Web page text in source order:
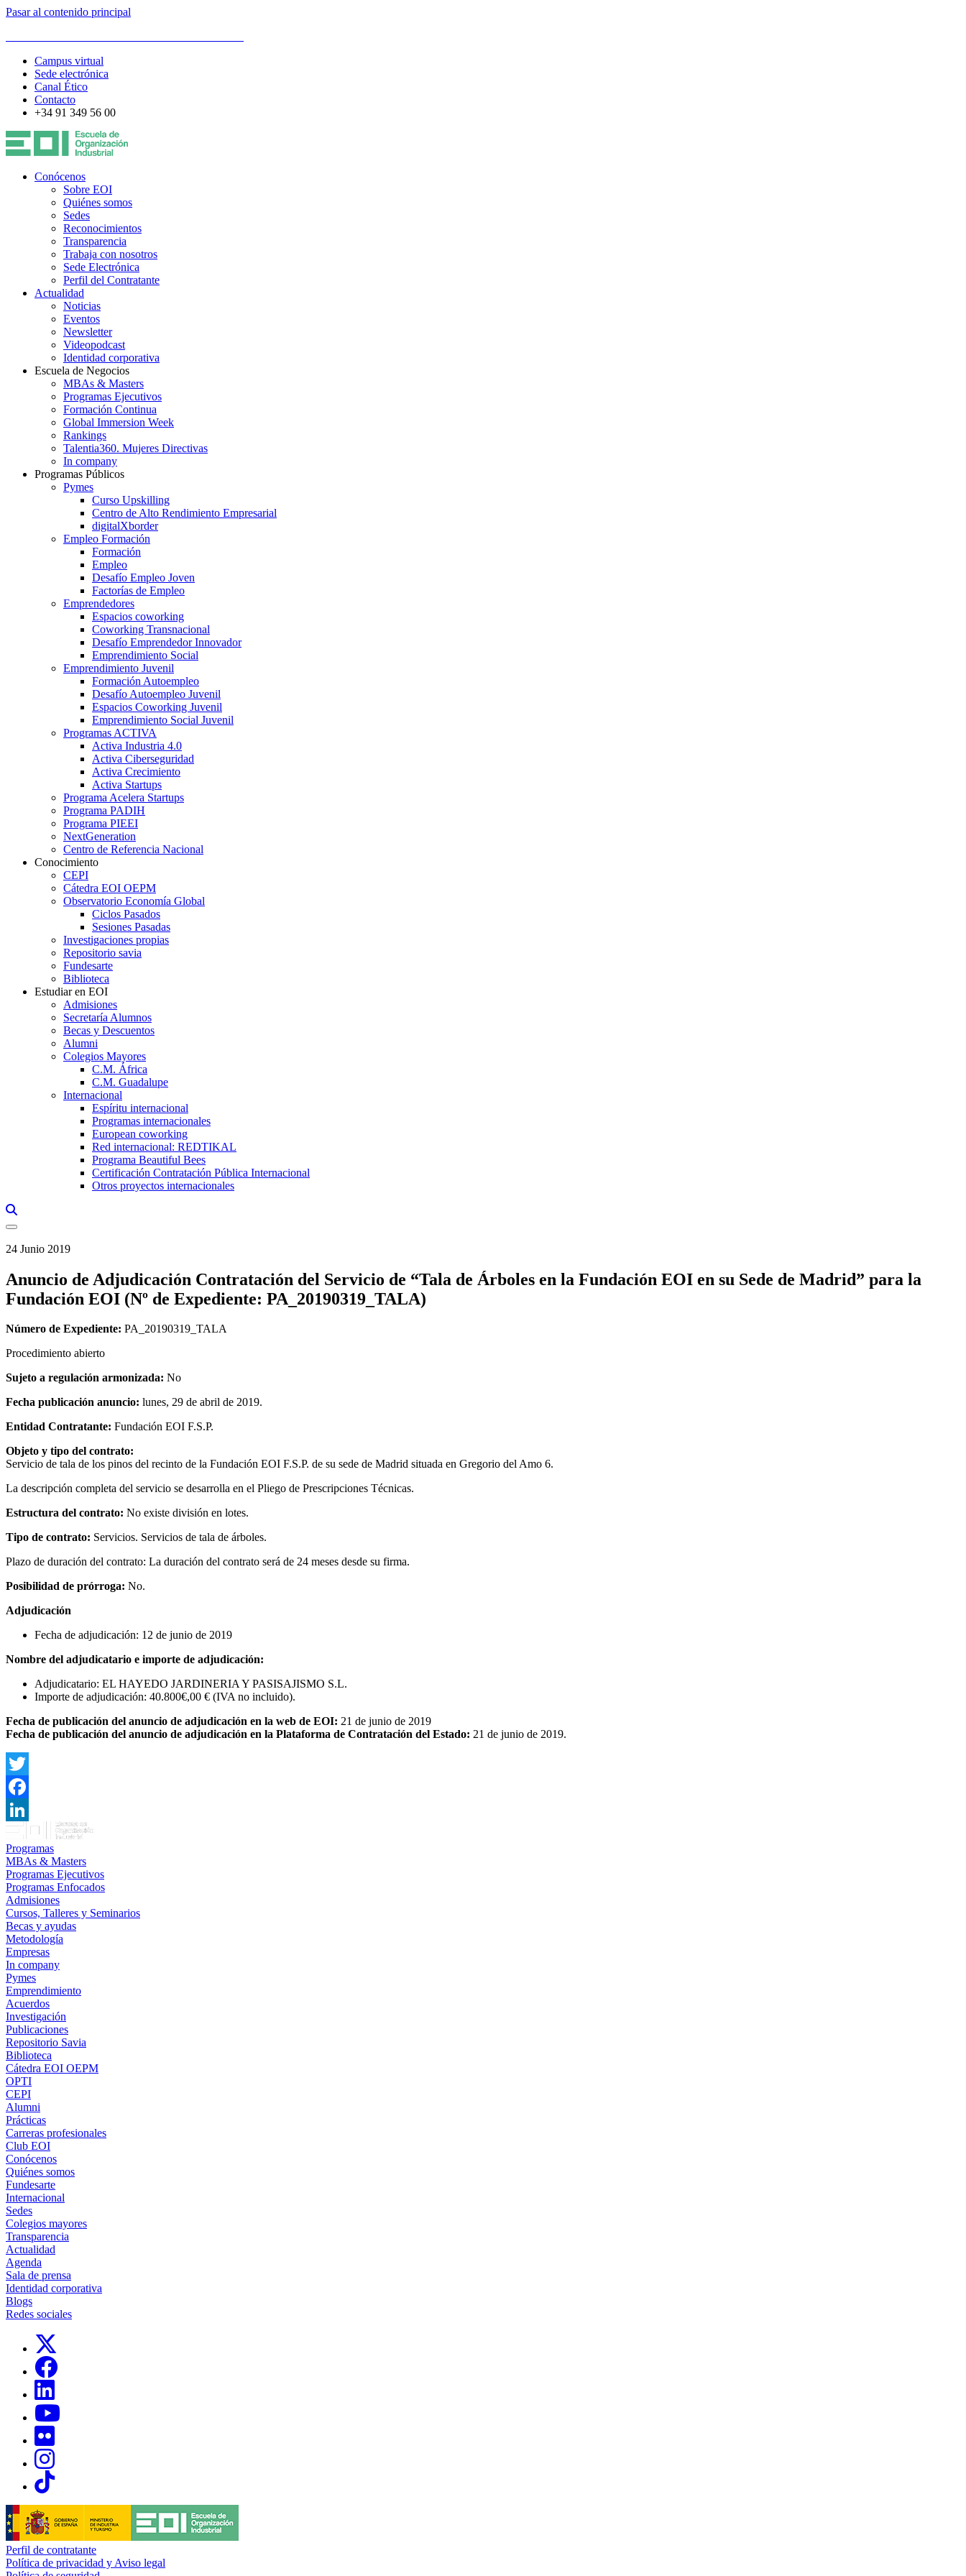
Pasar al contenido principal
Campus virtual
Sede electrónica
Canal Ético
Contacto
+34 91 349 56 00
Conócenos
Sobre EOI
Quiénes somos
Sedes
Reconocimientos
Transparencia
Trabaja con nosotros
Sede Electrónica
Perfil del Contratante
Actualidad
Noticias
Eventos
Newsletter
Videopodcast
Identidad corporativa
Escuela de Negocios
MBAs & Masters
Programas Ejecutivos
Formación Continua
Global Immersion Week
Rankings
Talentia360. Mujeres Directivas
In company
Programas Públicos
Pymes
Curso Upskilling
Centro de Alto Rendimiento Empresarial
digitalXborder
Empleo Formación
Formación
Empleo
Desafío Empleo Joven
Factorías de Empleo
Emprendedores
Espacios coworking
Coworking Transnacional
Desafío Emprendedor Innovador
Emprendimiento Social
Emprendimiento Juvenil
Formación Autoempleo
Desafío Autoempleo Juvenil
Espacios Coworking Juvenil
Emprendimiento Social Juvenil
Programas ACTIVA
Activa Industria 4.0
Activa Ciberseguridad
Activa Crecimiento
Activa Startups
Programa Acelera Startups
Programa PADIH
Programa PIEEI
NextGeneration
Centro de Referencia Nacional
Conocimiento
CEPI
Cátedra EOI OEPM
Observatorio Economía Global
Ciclos Pasados
Sesiones Pasadas
Investigaciones propias
Repositorio savia
Fundesarte
Biblioteca
Estudiar en EOI
Admisiones
Secretaría Alumnos
Becas y Descuentos
Alumni
Colegios Mayores
C.M. África
C.M. Guadalupe
Internacional
Espíritu internacional
Programas internacionales
European coworking
Red internacional: REDTIKAL
Programa Beautiful Bees
Certificación Contratación Pública Internacional
Otros proyectos internacionales
24 Junio 2019
Anuncio de Adjudicación Contratación del Servicio de “Tala de Árboles en la Fundación EOI en su Sede de Madrid” para la
Fundación EOI (Nº de Expediente: PA_20190319_TALA)
Número de Expediente: PA_20190319_TALA
Procedimiento abierto
Sujeto a regulación armonizada: No
Fecha publicación anuncio: lunes, 29 de abril de 2019.
Entidad Contratante: Fundación EOI F.S.P.
Objeto y tipo del contrato:
Servicio de tala de los pinos del recinto de la Fundación EOI F.S.P. de su sede de Madrid situada en Gregorio del Amo 6.
La descripción completa del servicio se desarrolla en el Pliego de Prescripciones Técnicas.
Estructura del contrato: No existe división en lotes.
Tipo de contrato: Servicios. Servicios de tala de árboles.
Plazo de duración del contrato: La duración del contrato será de 24 meses desde su firma.
Posibilidad de prórroga: No.
Adjudicación
Fecha de adjudicación: 12 de junio de 2019
Nombre del adjudicatario e importe de adjudicación:
Adjudicatario: EL HAYEDO JARDINERIA Y PASISAJISMO S.L.
Importe de adjudicación: 40.800€,00 € (IVA no incluido).
Fecha de publicación del anuncio de adjudicación en la web de EOI: 21 de junio de 2019
Fecha de publicación del anuncio de adjudicación en la Plataforma de Contratación del Estado: 21 de junio de 2019.
Twitter
Facebook
LinkedIn
Programas
MBAs & Masters
Programas Ejecutivos
Programas Enfocados
Admisiones
Cursos, Talleres y Seminarios
Becas y ayudas
Metodología
Empresas
In company
Pymes
Emprendimiento
Acuerdos
Investigación
Publicaciones
Repositorio Savia
Biblioteca
Cátedra EOI OEPM
OPTI
CEPI
Alumni
Prácticas
Carreras profesionales
Club EOI
Conócenos
Quiénes somos
Fundesarte
Internacional
Sedes
Colegios mayores
Transparencia
Actualidad
Agenda
Sala de prensa
Identidad corporativa
Blogs
Redes sociales
Links, Opens in this window
Links, Opens in this window
Links, Opens in this window
Links, Opens in this window
Links, Opens in this window
Perfil de contratante
Política de privacidad y Aviso legal